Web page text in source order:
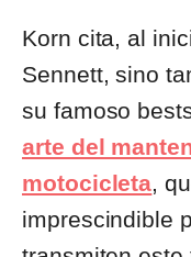
Korn cita, al
Sennett, sino
su famoso
arte del
motocicleta,
imprescindible